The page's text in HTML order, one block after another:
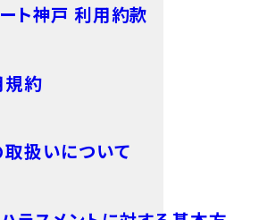
ト神戸 利用約款
規約
扱いについて